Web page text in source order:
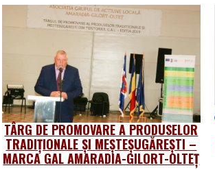
TÂRG DE PROMOVARE A PRODUSELOR
TRADIȚIONALE ȘI MEȘTEȘUGĂREȘTI –
MARCA GAL AMARADIA-GILORT-OLTEȚ